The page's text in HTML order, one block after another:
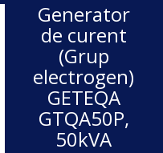
Generator
de curent
(Grup
electrogen)
GETEQA
GTQA50P,
50kVA